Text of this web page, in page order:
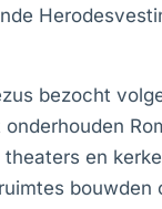
bezocht
en
bouwden